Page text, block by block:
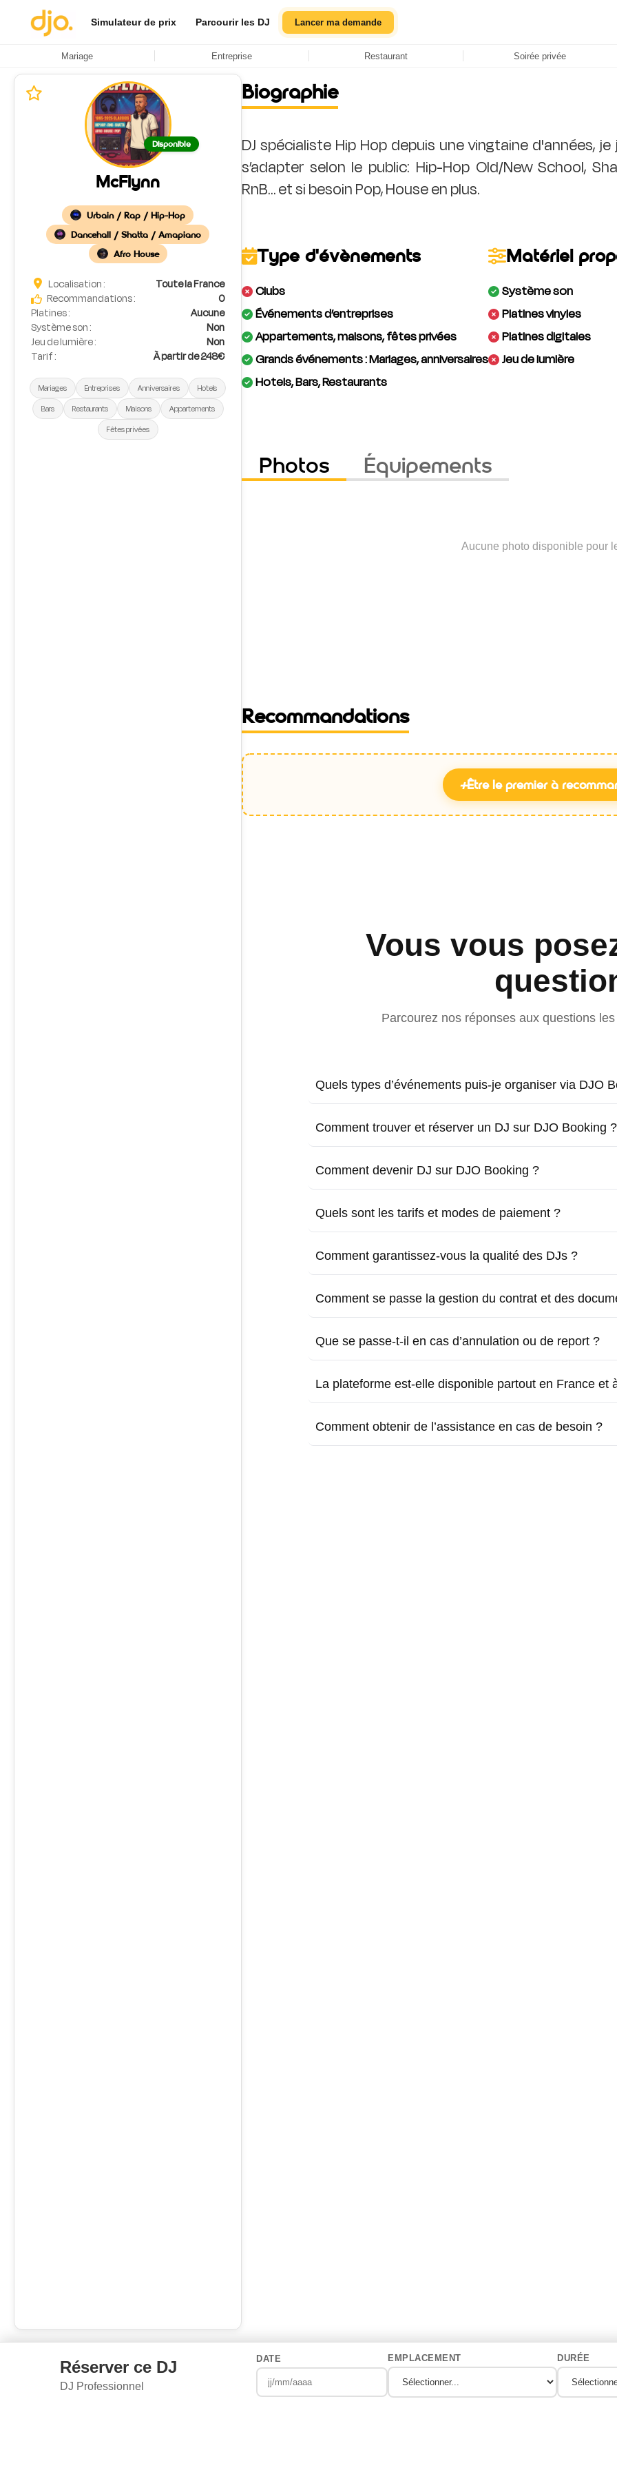
Simulateur de prix Parcourir les DJ Lancer ma demande
Mariage Entreprise Restaurant Soirée privée
Disponible
McFlynn
Urbain / Rap / Hip-Hop
Dancehall / Shatta / Amapiano
Afro House
Localisation :
Toute la France
Recommandations :
0
Platines :
Aucune
Système son :
Non
Jeu de lumière :
Non
Tarif :
À partir de 248€
Mariages Entreprises Anniversaires
Hotels
Bars
Restaurants Maisons
Appartements
Fêtes privées
Biographie
DJ spécialiste Hip Hop depuis une vingtaine d'années,
s’adapter selon le public: Hip-Hop Old/New School,
Type d'évènements
Clubs
Événements d’entreprises
Appartements, maisons, fêtes privées
Grands événements : Mariages, anniversaires
Hotels, Bars, Restaurants
Matériel
Système son
Platines vinyles
Platines digitales
Jeu de lumière
Photos Équipements
Aucune photo disponible pour
Recommandations
+Être le premier à
Vous vous
Parcourez nos réponses aux questions
Quels types d’événements puis-je organiser via DJO
Comment trouver et réserver un DJ sur DJO Booking ?
Comment devenir DJ sur DJO Booking ?
Quels sont les tarifs et modes de paiement ?
Comment garantissez-vous la qualité des DJs ?
Comment se passe la gestion du contrat et des
Que se passe-t-il en cas d’annulation ou de report ?
La plateforme est-elle disponible partout en France et
Comment obtenir de l’assistance en cas de besoin ?
Réserver ce DJ
DJ Professionnel
DATE EMPLACEMENT DURÉE